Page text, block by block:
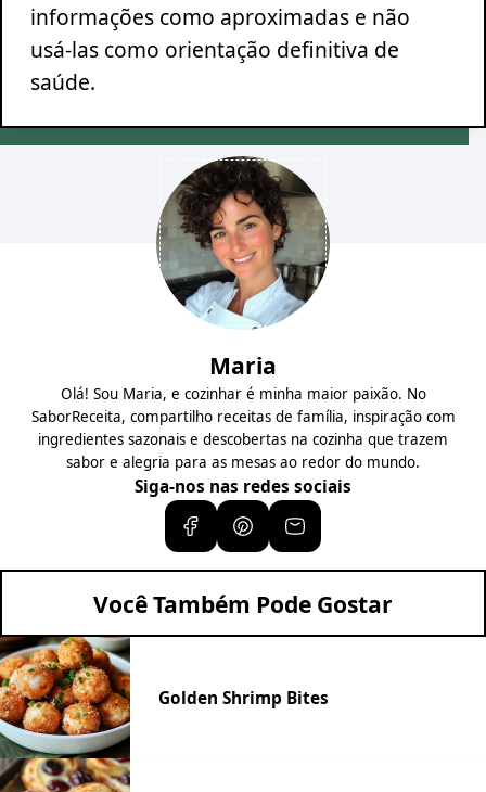
informações como aproximadas e não
usá-las como orientação definitiva de
saúde.
Maria
Olá! Sou Maria, e cozinhar é minha maior paixão. No
SaborReceita, compartilho receitas de família, inspiração com
ingredientes sazonais e descobertas na cozinha que trazem
sabor e alegria para as mesas ao redor do mundo.
Siga-nos nas redes sociais
Você Também Pode Gostar
Golden Shrimp Bites